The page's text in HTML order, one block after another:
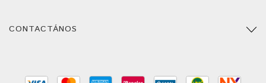
CONTACTÁNOS